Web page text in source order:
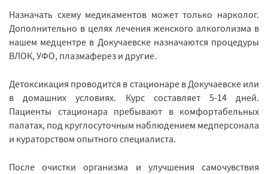
Назначать схему медикаментов может только нарколог.
Дополнительно в целях лечения женского алкоголизма в
нашем медцентре в Докучаевске назначаются процедуры
ВЛОК, УФО, плазмаферез и другие.
Детоксикация проводится в стационаре в Докучаевске или
в домашних условиях. Курс составляет 5-14 дней.
Пациенты стационара пребывают в комфортабельных
палатах, под круглосуточным наблюдением медперсонала
и кураторством опытного специалиста.
После очистки организма и улучшения самочувствия